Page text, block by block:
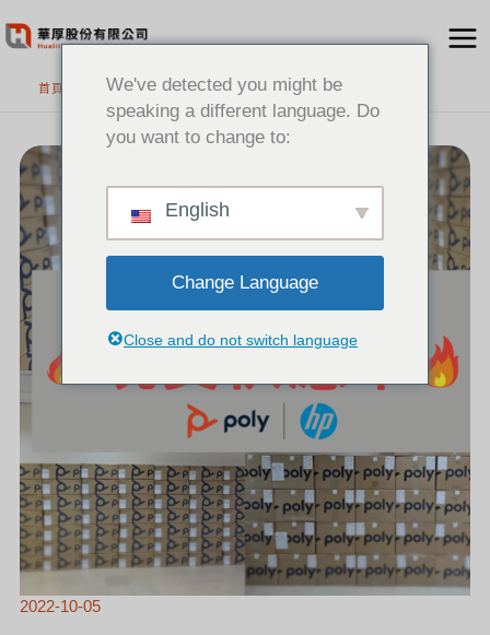
至
首頁
2022-10-05
聞]
還
在
惱
買
不
到
HP
POLY
現
貨?
We've detected you might be
speaking a different language. Do
you want to change to:
English
Change Language
Close and do not switch language